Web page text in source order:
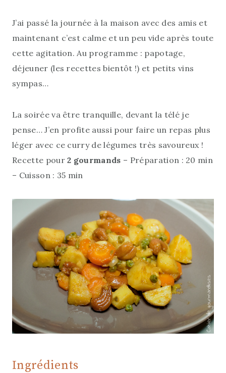
J’ai passé la journée à la maison avec des amis et
maintenant c’est calme et un peu vide après toute
cette agitation. Au programme : papotage,
déjeuner (les recettes bientôt !) et petits vins
sympas…
La soirée va être tranquille, devant la télé je
pense… J’en profite aussi pour faire un repas plus
léger avec ce curry de légumes très savoureux !
Recette pour2 gourmands – Préparation : 20 min
– Cuisson : 35 min
Ingrédients